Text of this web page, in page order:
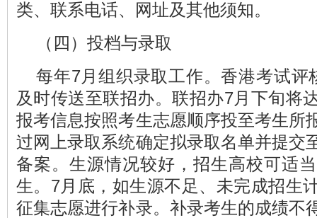
类、联系电话、网址及其他须知。
（四）投档与录取
每年7月组织录取工作。香港考试评
及时传送至联招办。联招办7月下旬将
报考信息按照考生志愿顺序投至考生所
过网上录取系统确定拟录取名单并提交
备案。生源情况较好，招生高校可适
生。7月底，如生源不足、未完成招生
征集志愿进行补录。补录考生的成绩不